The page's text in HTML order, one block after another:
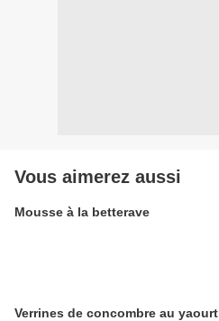
Vous aimerez aussi
Mousse à la betterave
Verrines de concombre au yaourt